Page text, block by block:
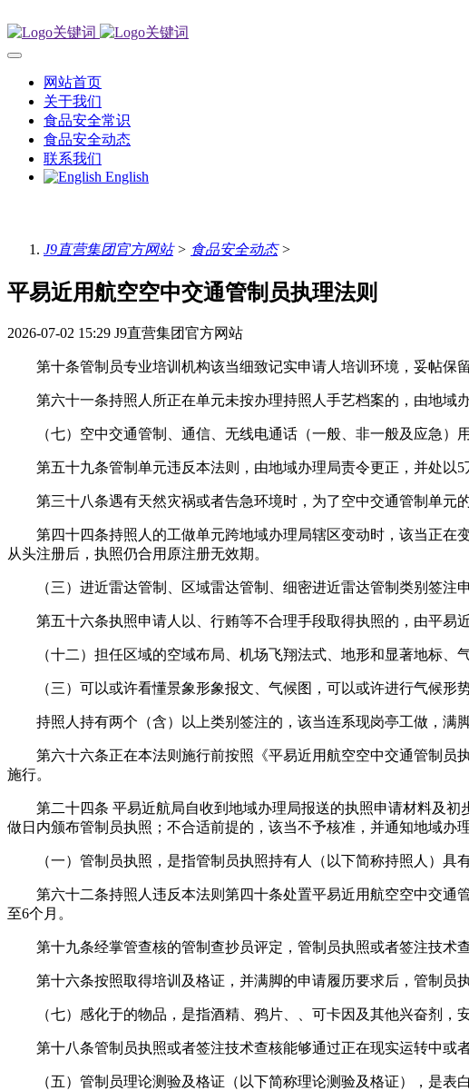
网站首页
关于我们
食品安全常识
食品安全动态
联系我们
English
J9直营集团官方网站> 食品安全动态>
平易近用航空空中交通管制员执理法则
2026-07-02 15:29 J9直营集团官方网站
第十条管制员专业培训机构该当细致记实申请人培训环境，妥帖保留
第六十一条持照人所正在单元未按办理持照人手艺档案的，由地域办
（七）空中交通管制、通信、无线电通话（一般、非一般及应急）
第五十九条管制单元违反本法则，由地域办理局责令更正，并处以5
第三十八条遇有天然灾祸或者告急环境时，为了空中交通管制单元
第四十四条持照人的工做单元跨地域办理局辖区变动时，该当正在变
从头注册后，执照仍合用原注册无效期。
（三）进近雷达管制、区域雷达管制、细密进近雷达管制类别签注
第五十六条执照申请人以、行贿等不合理手段取得执照的，由平易近
（十二）担任区域的空域布局、机场飞翔法式、地形和显著地标、气
（三）可以或许看懂景象形象报文、气候图，可以或许进行气候形
持照人持有两个（含）以上类别签注的，该当连系现岗亭工做，满脚
第六十六条正在本法则施行前按照《平易近用航空空中交通管制员执
施行。
第二十四条 平易近航局自收到地域办理局报送的执照申请材料及初
做日内颁布管制员执照；不合适前提的，该当不予核准，并通知地域办
（一）管制员执照，是指管制员执照持有人（以下简称持照人）具
第六十二条持照人违反本法则第四十条处置平易近用航空空中交通管
至6个月。
第十九条经掌管查核的管制查抄员评定，管制员执照或者签注技术
第十六条按照取得培训及格证，并满脚的申请履历要求后，管制员执
（七）感化于的物品，是指酒精、鸦片、、可卡因及其他兴奋剂，安
第十八条管制员执照或者签注技术查核能够通过正在现实运转中或者
（五）管制员理论测验及格证（以下简称理论测验及格证），是表